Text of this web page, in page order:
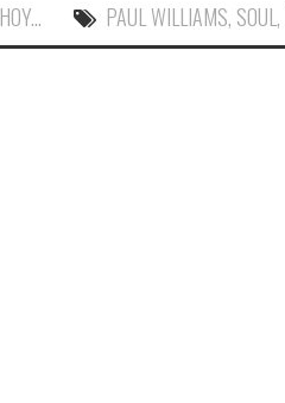
PAUL WILLIAMS, SOUL,